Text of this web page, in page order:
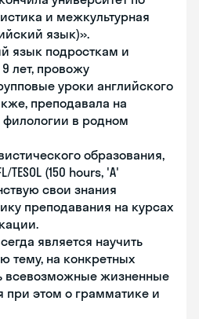
и межкультурная
язык)».
язык подросткам и
лет, провожу
уроки английского
преподавала на
в родном
образования,
(150 hours, 'A'
свои знания
преподавания на курсах
является научить
тему, на конкретных
всевозможные жизненные
при этом о грамматике и